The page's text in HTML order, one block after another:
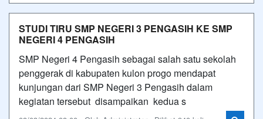
STUDI TIRU SMP NEGERI 3 PENGASIH KE SMP
NEGERI 4 PENGASIH
SMP Negeri 4 Pengasih sebagai salah satu sekolah
penggerak di kabupaten kulon progo mendapat
kunjungan dari SMP Negeri 3 Pengasih dalam
kegiatan tersebut disampaikan kedua s